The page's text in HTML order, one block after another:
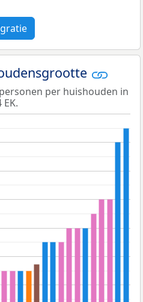
per huishouden in